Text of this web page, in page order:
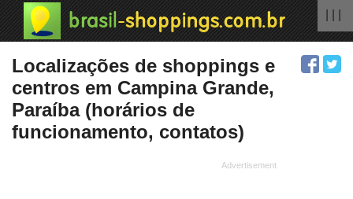
Localizações de shoppings e
centros em Campina Grande,
Paraíba (horários de
funcionamento, contatos)